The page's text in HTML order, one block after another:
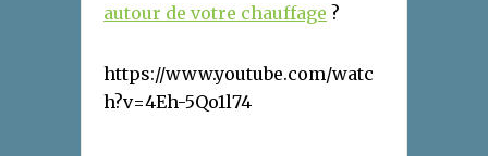
autour de votre chauffage ?
https://www.youtube.com/watc
h?v=4Eh-5Qo1l74